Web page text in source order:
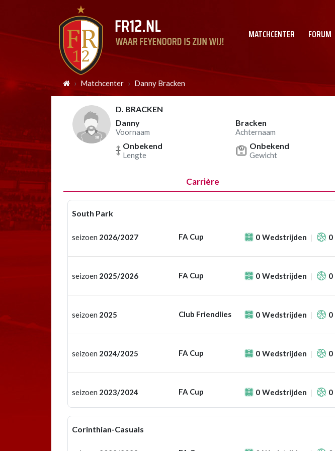
MATCHCENTER FORUM
Matchcenter Danny Bracken
D. BRACKEN
Danny
Voornaam
Bracken
Achternaam
Onbekend
Lengte
Onbekend
Gewicht
Carrière
South Park
seizoen 2026/2027 FA Cup 0 Wedstrijden 0
seizoen 2025/2026 FA Cup 0 Wedstrijden 0
seizoen 2025 Club Friendlies 0 Wedstrijden 0
seizoen 2024/2025 FA Cup 0 Wedstrijden 0
seizoen 2023/2024 FA Cup 0 Wedstrijden 0
Corinthian-Casuals